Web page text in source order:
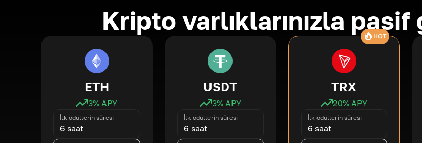
Kripto varlıklarınızla
ETH
3% APY
İlk ödüllerin süresi
6 saat
USDT
3% APY
İlk ödüllerin süresi
6 saat
HOT
TRX
20% APY
İlk ödüllerin süresi
6 saat